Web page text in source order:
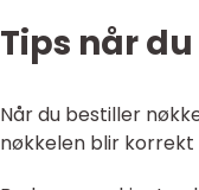
Tips når
Når du bestiller
nøkkelen blir